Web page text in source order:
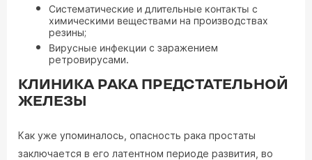
Систематические и длительные контакты с
химическими веществами на производствах
резины;
Вирусные инфекции с заражением
ретровирусами.
КЛИНИКА РАКА ПРЕДСТАТЕЛЬНОЙ
ЖЕЛЕЗЫ
Как уже упоминалось, опасность рака простаты
заключается в его латентном периоде развития, во